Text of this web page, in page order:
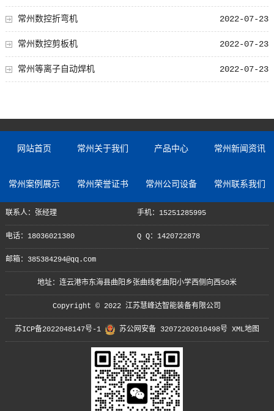
2022-07-23
常州数控折弯机
2022-07-23
常州数控剪板机
2022-07-23
常州等离子自动焊机
网站首页 常州关于我们 产品中心 常州新闻资讯
常州案例展示 常州荣誉证书 常州公司设备 常州联系我们
联系人：张经理 手机：15251285995
电话：18036021380 Q Q：1420722878
邮箱：385384294@qq.com
地址：连云港市东海县曲阳乡张曲线老曲阳小学西侧向西50米
Copyright © 2022 江苏慧峰达智能装备有限公司
苏ICP备2022048147号-1 苏公网安备 32072202010498号 XML地图